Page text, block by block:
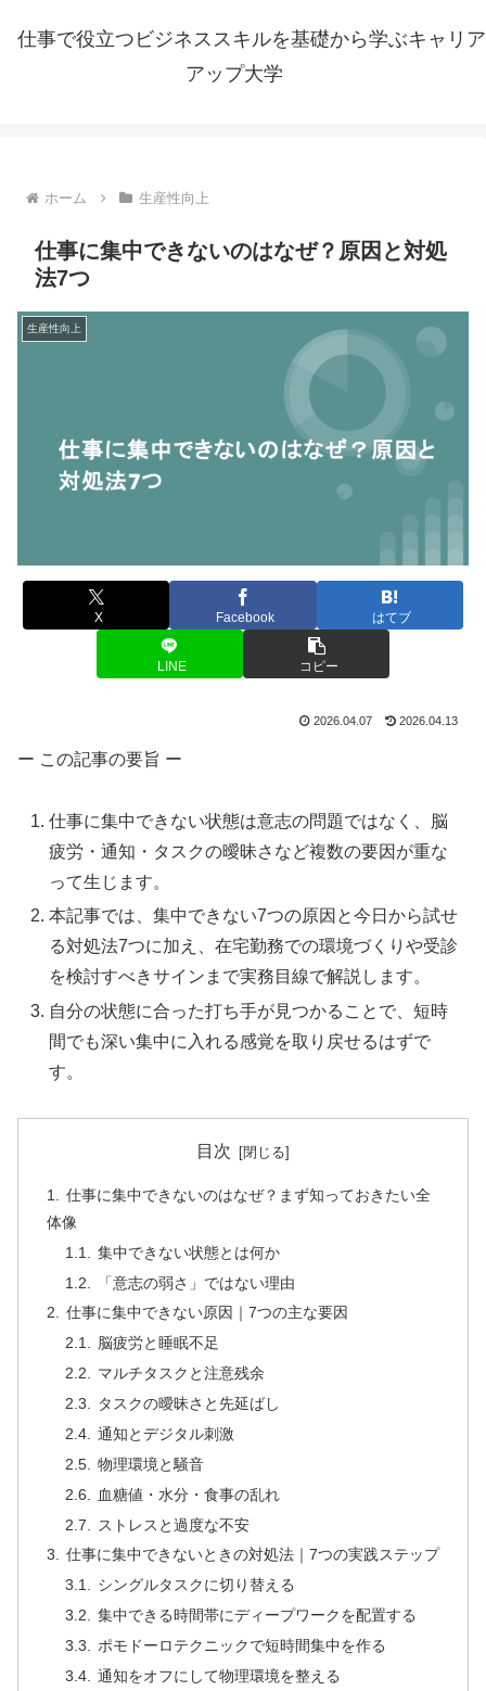
仕事で役立つビジネススキルを基礎から学ぶキャリア
アップ大学
ホーム 生産性向上
仕事に集中できないのはなぜ？原因と対処
法7つ
生産性向上
X Facebook はてブ
LINE コピー
2026.04.07 2026.04.13
ー この記事の要旨 ー
仕事に集中できない状態は意志の問題ではなく、脳
疲労・通知・タスクの曖昧さなど複数の要因が重な
って生じます。
本記事では、集中できない7つの原因と今日から試せ
る対処法7つに加え、在宅勤務での環境づくりや受診
を検討すべきサインまで実務目線で解説します。
自分の状態に合った打ち手が見つかることで、短時
間でも深い集中に入れる感覚を取り戻せるはずで
す。
目次
仕事に集中できないのはなぜ？まず知っておきたい全
体像
集中できない状態とは何か
「意志の弱さ」ではない理由
仕事に集中できない原因｜7つの主な要因
脳疲労と睡眠不足
マルチタスクと注意残余
タスクの曖昧さと先延ばし
通知とデジタル刺激
物理環境と騒音
血糖値・水分・食事の乱れ
ストレスと過度な不安
仕事に集中できないときの対処法｜7つの実践ステップ
シングルタスクに切り替える
集中できる時間帯にディープワークを配置する
ポモドーロテクニックで短時間集中を作る
通知をオフにして物理環境を整える